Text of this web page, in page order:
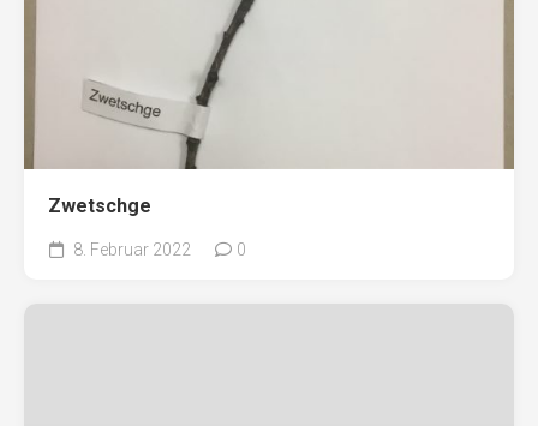
Zwetschge
8. Februar 2022 0